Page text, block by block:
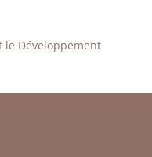
le Développement